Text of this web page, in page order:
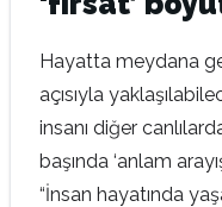
Hayatta meydana
açısıyla
insanı diğer
başında ‘anlam
“İnsan hayatında